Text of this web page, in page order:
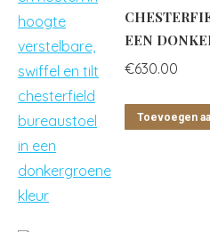
EEN
€630.00
Toevoegen